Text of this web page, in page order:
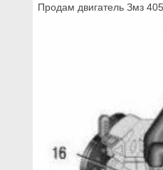
Продам двигатель Змз